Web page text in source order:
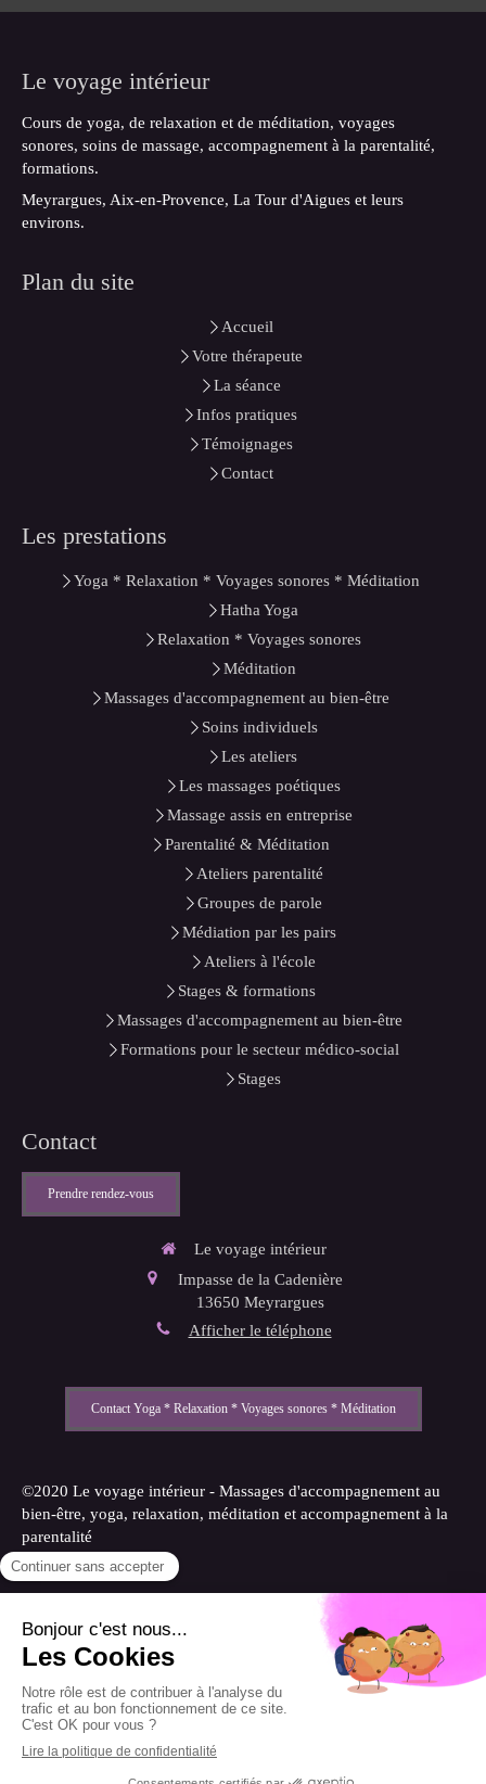
Le voyage intérieur
Cours de yoga, de relaxation et de méditation, voyages
sonores, soins de massage, accompagnement à la parentalité,
formations.
Meyrargues, Aix-en-Provence, La Tour d'Aigues et leurs
environs.
Plan du site
Accueil
Votre thérapeute
La séance
Infos pratiques
Témoignages
Contact
Les prestations
Yoga * Relaxation * Voyages sonores * Méditation
Hatha Yoga
Relaxation * Voyages sonores
Méditation
Massages d'accompagnement au bien-être
Soins individuels
Les ateliers
Les massages poétiques
Massage assis en entreprise
Parentalité & Méditation
Ateliers parentalité
Groupes de parole
Médiation par les pairs
Ateliers à l'école
Stages & formations
Massages d'accompagnement au bien-être
Formations pour le secteur médico-social
Stages
Contact
Prendre rendez-vous
Le voyage intérieur
Impasse de la Cadenière
13650 Meyrargues
Afficher le téléphone
Contact Yoga * Relaxation * Voyages sonores * Méditation
©2020 Le voyage intérieur - Massages d'accompagnement au
bien-être, yoga, relaxation, méditation et accompagnement à la
parentalité
Mentions légales
Création et référencement du site par Simplébo
Site partenaire deAnnuaire Thérapeutes